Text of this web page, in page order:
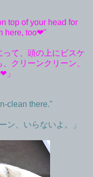
top of your head for
here, too❤︎"
って、頭の上にビスケ
クリーンクリーン、
」
clean there."
ン、いらないよ。」